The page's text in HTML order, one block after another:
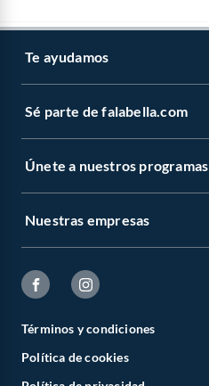
Te ayudamos
Sé parte de falabella.com
Únete a nuestros programas
Nuestras empresas
Términos y condiciones
Política de cookies